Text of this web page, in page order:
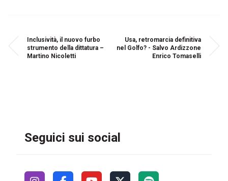
Inclusività, il nuovo furbo
strumento della dittatura –
Martino Nicoletti
Usa, retromarcia definitiva
nel Golfo? - Salvo Ardizzone
Enrico Tomaselli
Seguici sui social